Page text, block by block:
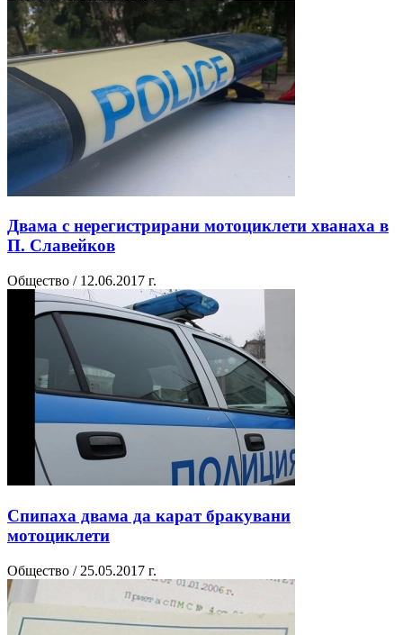
Двама с нерегистрирани мотоциклети хванаха в
П. Славейков
Общество / 12.06.2017 г.
Спипаха двама да карат бракувани
мотоциклети
Общество / 25.05.2017 г.